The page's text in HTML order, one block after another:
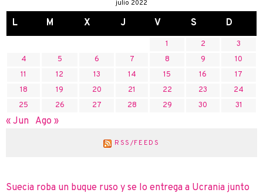
julio 2022
L M X J V S D
1 2
3
4
5 6 7 8 9
10
11
12 13 14 15 16
17
18
19 20 21 22 23
24
25
26 27 28 29 30 31
« Jun Ago »
RSS/FEEDS
Suecia roba un buque ruso y se lo entrega a Ucrania junto